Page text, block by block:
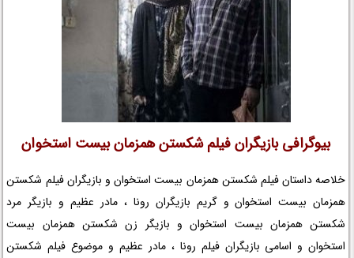
بیوگرافی بازیگران فیلم شکستن همزمان بیست استخوان
خلاصه داستان فیلم شکستن همزمان بیست استخوان و بازیگران فیلم شکستن
همزمان بیست استخوان و گریم بازیگران رونا ، مادر عظیم و بازیگر مرد
شکستن همزمان بیست استخوان و بازیگر زن شکستن همزمان بیست
استخوان و اسامی بازیگران فیلم رونا ، مادر عظیم و موضوع فیلم شکستن